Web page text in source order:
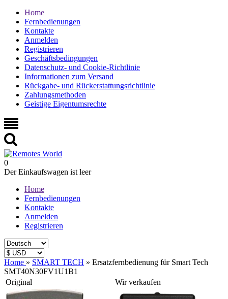
Home
Fernbedienungen
Kontakte
Anmelden
Registrieren
Geschäftsbedingungen
Datenschutz- und Cookie-Richtlinie
Informationen zum Versand
Rückgabe- und Rückerstattungsrichtlinie
Zahlungsmethoden
Geistige Eigentumsrechte
0
Der Einkaufswagen ist leer
Home
Fernbedienungen
Kontakte
Anmelden
Registrieren
Home » SMART TECH » Ersatzfernbedienung für Smart Tech
SMT40N30FV1U1B1
Original
Wir verkaufen